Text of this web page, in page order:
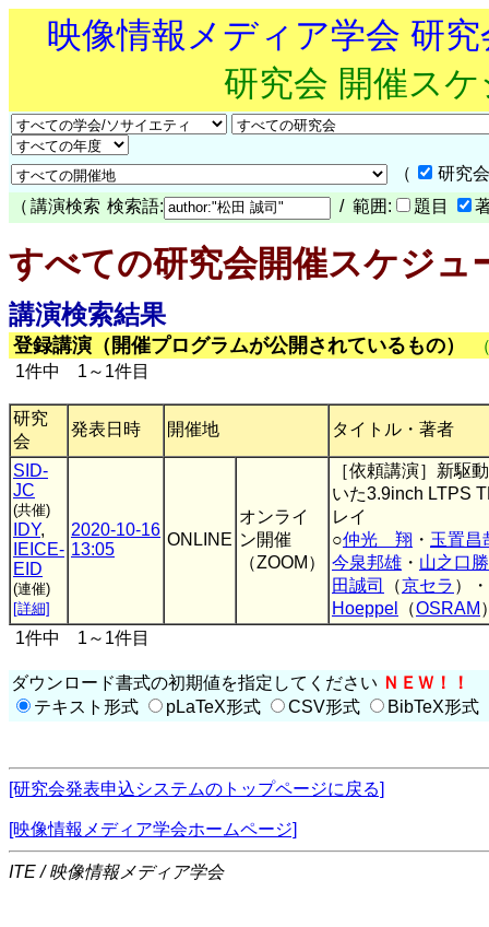
映像情報メディア学会 研
研究会 開催ス
（
研究
（ 講演検索 検索語: / 範囲: 題目
すべての研究会開催スケジュ
講演検索結果
登録講演（開催プログラムが公開されているもの）
1件中 1～1件目
研究
会
発表日時 開催地 タイトル・著者
SID-
JC
(共催)
IDY,
IEICE-
EID
(連催)
[詳細]
2020-10-16
13:05
ONLINE
オンライ
ン開催
（ZOOM）
［依頼講演］新駆
いた3.9inch LTPS
レイ
○仲光 翔 ・ 玉置昌
今泉邦雄 ・ 山之口
田誠司
（京セラ ）・
Hoeppel
（OSRAM
1件中 1～1件目
ダウンロード書式の初期値を指定してください ＮＥＷ！！
テキスト形式
pLaTeX形式 CSV形式 BibTeX形式
[研究会発表申込システムのトップページに戻る]
[映像情報メディア学会ホームページ]
ITE / 映像情報メディア学会